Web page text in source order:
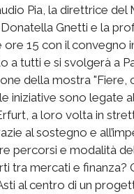
Pia, la direttrice del
Gnetti e la
ore 15 con il convegno
a tutti e si svolgerà a
della mostra
iniziative sono legate
a loro volta in
al sostegno e
percorsi e modalità
tra mercati e finanza?
al centro di un